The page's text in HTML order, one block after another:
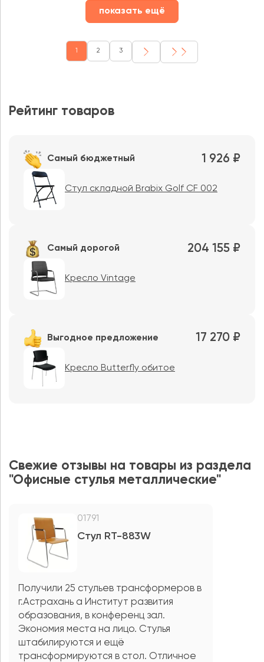
показать ещё
1 2 3
Рейтинг товаров
Самый бюджетный 1 926 ₽
Стул складной Brabix Golf CF 002
Самый дорогой 204 155 ₽
Кресло Vintage
Выгодное предложение 17 270 ₽
Кресло Butterfly обитое
Свежие отзывы на товары из раздела
"Офисные стулья металлические"
01791
Стул RT-883W
Получили 25 стульев трансформеров в
г.Астрахань а Институт развития
образования, в конференц зал.
Экономия места на лицо. Стулья
штабилируются и ещё
трансформируются в стол. Отличное